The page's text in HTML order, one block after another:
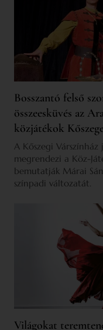
Bosszantó felső
összeesküvés az
közjátékok
A Kőszegi
megrendezi a Köz-
bemutatják Márai
színpadi változatát.
Világokat